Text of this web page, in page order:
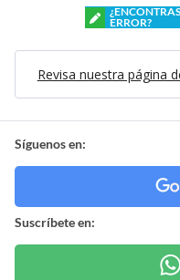
ERROR?
Revisa nuestra página
Síguenos en:
Suscríbete en: